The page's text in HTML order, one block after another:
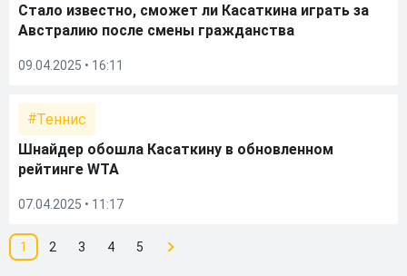
Стало известно, сможет ли Касаткина играть за
Австралию после смены гражданства
09.04.2025 • 16:11
Теннис
Шнайдер обошла Касаткину в обновленном
рейтинге WTA
07.04.2025 • 11:17
1 2 3 4 5